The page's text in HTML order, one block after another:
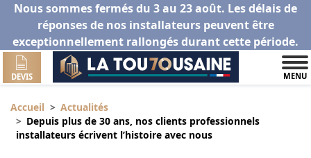
Nous sommes fermés du 3 au 23 août. Les délais de
réponses de nos installateurs peuvent être
exceptionnellement rallongés durant cette période.
DEVIS MENU
Accueil
Actualités
Depuis plus de 30 ans, nos clients professionnels
installateurs écrivent l’histoire avec nous